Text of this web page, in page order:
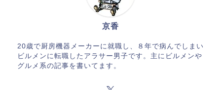
京香
20歳で厨房機器メーカーに就職し、８年で病んでしまい
ビルメンに転職したアラサー男子です。主にビルメンや
グルメ系の記事を書いてます。